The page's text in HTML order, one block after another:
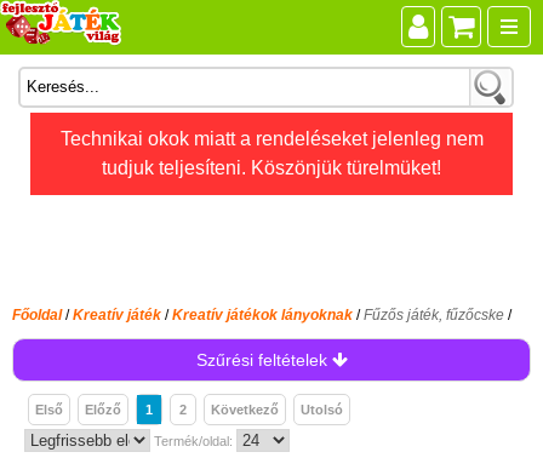
Technikai okok miatt a rendeléseket jelenleg nem
tudjuk teljesíteni. Köszönjük türelmüket!
Főoldal/Kreatív játék /Kreatív játékok lányoknak /Fűzős játék, fűzőcske /
Szűrési feltételek
Első Előző 1 2 Következő Utolsó
Termék/oldal:
Összes játék
Játékok életkor szerint
Bébijátékok
Diafilm
Építőjáték